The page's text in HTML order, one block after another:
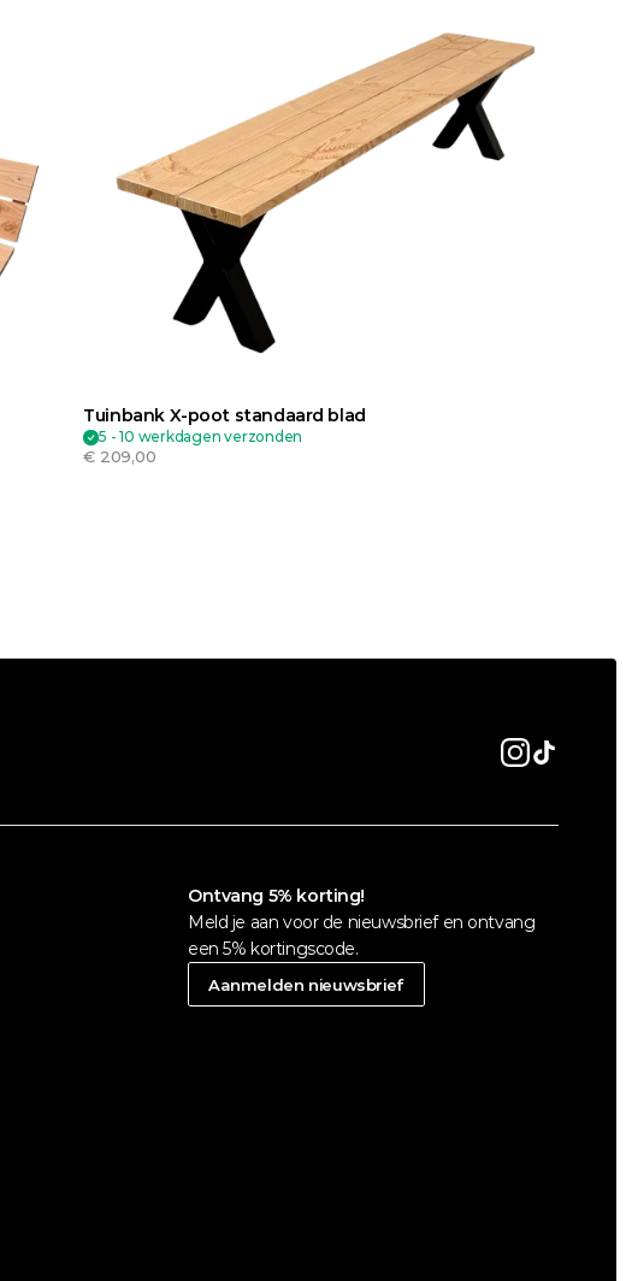
Tuinbank X-poot standaard blad
5 - 10 werkdagen verzonden
€ 209,00
Ontvang 5% korting!
Meld je aan voor de nieuwsbrief en ontvang
een 5% kortingscode.
Aanmelden nieuwsbrief